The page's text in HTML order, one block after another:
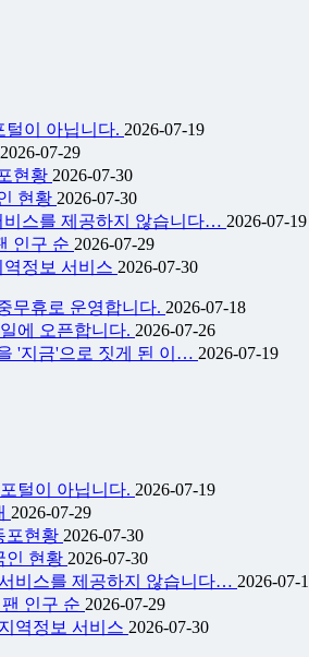
털이 아닙니다. 2026-07-19
2026-07-29
현황 2026-07-30
현황 2026-07-30
비스를 제공하지 않습니다… 2026-07-19
인구 순 2026-07-29
정보 서비스 2026-07-30
무휴로 운영합니다. 2026-07-18
에 오픈합니다. 2026-07-26
'지금'으로 짓게 된 이… 2026-07-19
털이 아닙니다. 2026-07-19
2026-07-29
포현황 2026-07-30
인 현황 2026-07-30
비스를 제공하지 않습니다… 2026-07-
인구 순 2026-07-29
역정보 서비스 2026-07-30